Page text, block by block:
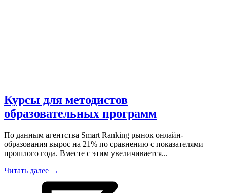
Курсы для методистов
образовательных программ
По данным агентства Smart Ranking рынок онлайн-
образования вырос на 21% по сравнению с показателями
прошлого года. Вместе с этим увеличивается...
Читать далее →